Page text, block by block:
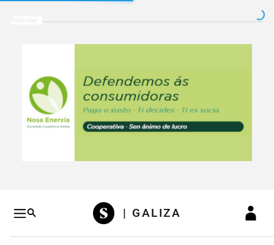
Salto a navegación
| GALIZA